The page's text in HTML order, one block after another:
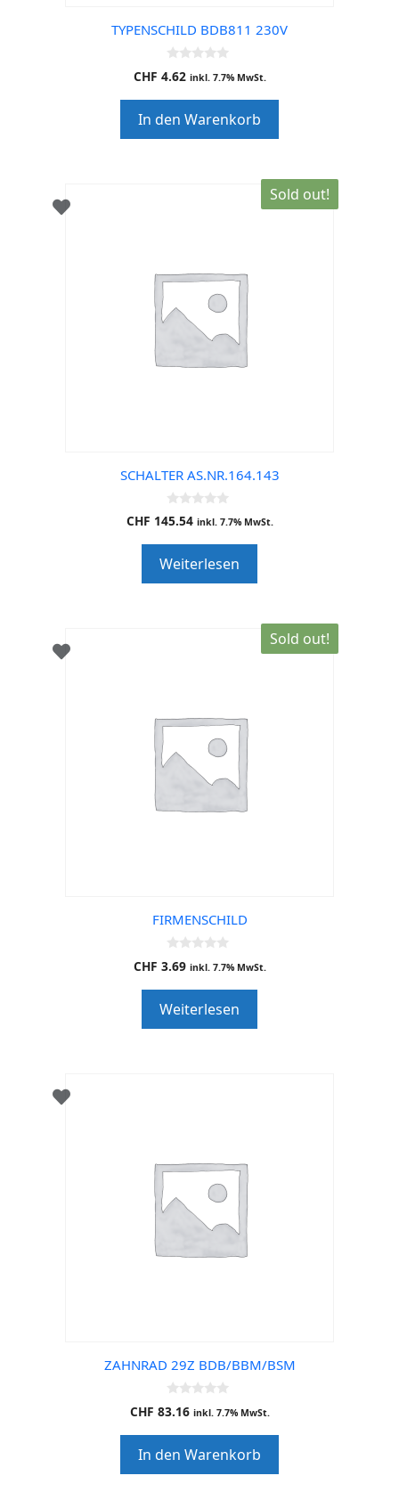
TYPENSCHILD BDB811 230V
0
o
o
f
5
CHF 4.62 inkl. 7.7% MwSt.
In den Warenkorb
Sold out!
SCHALTER AS.NR.164.143
0
o
o
f
5
CHF 145.54 inkl. 7.7% MwSt.
Weiterlesen
Sold out!
FIRMENSCHILD
0
o
o
f
5
CHF 3.69 inkl. 7.7% MwSt.
Weiterlesen
ZAHNRAD 29Z BDB/BBM/BSM
0
o
o
f
5
CHF 83.16 inkl. 7.7% MwSt.
In den Warenkorb